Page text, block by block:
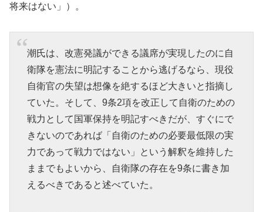
将来はない」）。
潮氏は、改憲発議ができる議席が実現したのに自
衛隊を憲法に明記することから逃げるなら、現役
自衛官の失望は想像を絶するほど大きいと指摘し
ていた。そして、9条2項を改正して自衛のための
戦力として国軍保持を明記すべきだが、すぐにで
きないのであれば「自衛のための必要最低限の実
力であって戦力ではない」という解釈を維持した
ままでもよいから、自衛隊の存在を9条に書き加
えるべきであると述べていた。